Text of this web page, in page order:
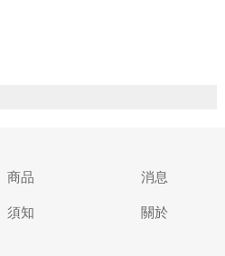
商品 消息
須知 關於